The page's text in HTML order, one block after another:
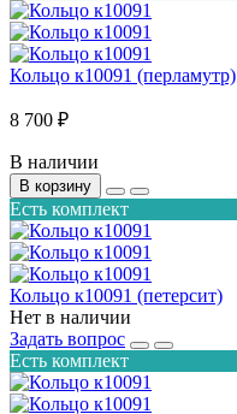
Кольцо к10091 (перламутр)
8 700 ₽
В наличии
В корзину
Есть комплект
Кольцо к10091 (петерсит)
Нет в наличии
Задать вопрос
Есть комплект